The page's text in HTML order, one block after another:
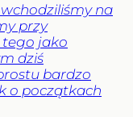
wchodziliśmy na
przy
jako
dziś
bardzo
o początkach